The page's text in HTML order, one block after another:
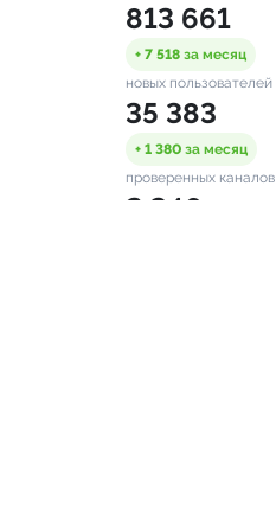
813 661
+ 7 518 за месяц
новых пользователей
35 383
+ 1 380 за месяц
проверенных каналов
2 340